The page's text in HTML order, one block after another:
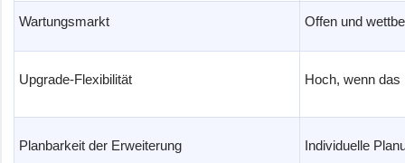
Wartungsmarkt Offen und
Upgrade-Flexibilität Hoch, wenn
Planbarkeit der Erweiterung Individuelle